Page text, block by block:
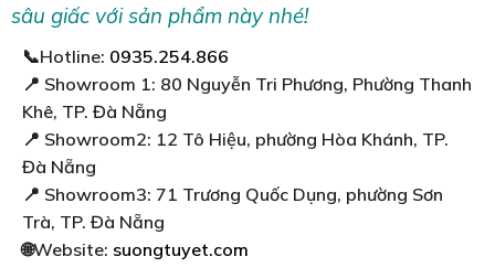
sâu giấc với sản phẩm này nhé!
📞Hotline: 0935.254.866
📍 Showroom 1: 80 Nguyễn Tri Phương, Phường Thanh
Khê, TP. Đà Nẵng
📍 Showroom2: 12 Tô Hiệu, phường Hòa Khánh, TP.
Đà Nẵng
📍 Showroom3: 71 Trương Quốc Dụng, phường Sơn
Trà, TP. Đà Nẵng
🌐Website: suongtuyet.com